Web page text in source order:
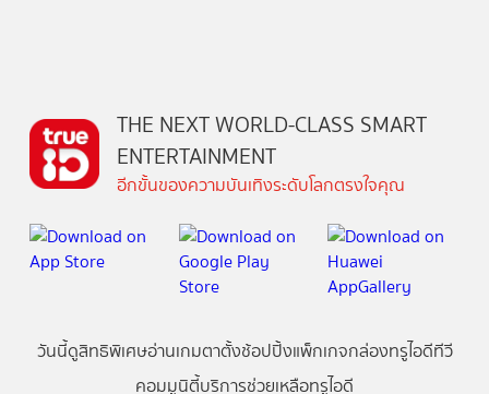
THE NEXT WORLD-CLASS SMART
ENTERTAINMENT
อีกขั้นของความบันเทิงระดับโลกตรงใจคุณ
วันนี้ดูสิทธิพิเศษอ่านเกมตาตั้งช้อปปิ้งแพ็กเกจกล่องทรูไอดีทีวี
คอมมูนิตี้บริการช่วยเหลือทรูไอดี